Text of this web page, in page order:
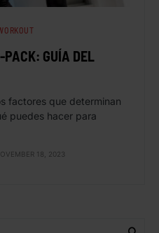
PACK: GUÍA DEL
factores que determinan
puedes hacer para
18, 2023